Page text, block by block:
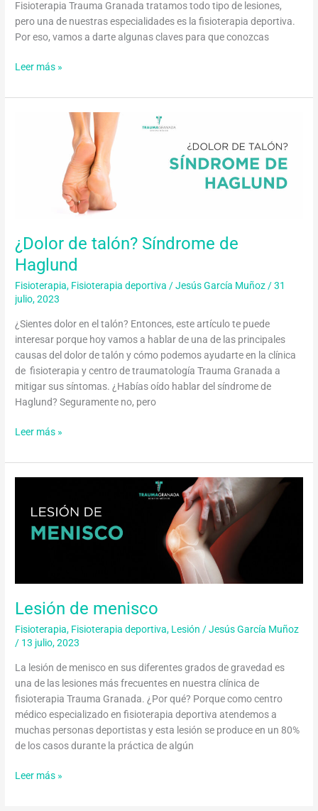
Fisioterapia Trauma Granada tratamos todo tipo de lesiones,
pero una de nuestras especialidades es la fisioterapia deportiva.
Por eso, vamos a darte algunas claves para que conozcas
Leer más »
¿Dolor de talón? Síndrome de
Haglund
Fisioterapia, Fisioterapia deportiva /Jesús García Muñoz /31
julio, 2023
¿Sientes dolor en el talón? Entonces, este artículo te puede
interesar porque hoy vamos a hablar de una de las principales
causas del dolor de talón y cómo podemos ayudarte en la clínica
de fisioterapia y centro de traumatología Trauma Granada a
mitigar sus síntomas. ¿Habías oído hablar del síndrome de
Haglund? Seguramente no, pero
Leer más »
Lesión de menisco
Fisioterapia, Fisioterapia deportiva, Lesión /Jesús García Muñoz
/ 13 julio, 2023
La lesión de menisco en sus diferentes grados de gravedad es
una de las lesiones más frecuentes en nuestra clínica de
fisioterapia Trauma Granada. ¿Por qué? Porque como centro
médico especializado en fisioterapia deportiva atendemos a
muchas personas deportistas y esta lesión se produce en un 80%
de los casos durante la práctica de algún
menisco
Leer más »